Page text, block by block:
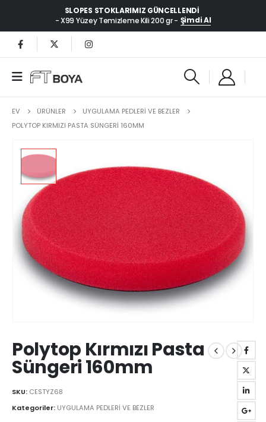
SLOPES STOKLARIMIZ GÜNCELLENDI
- X99 Yüzey Temizleme Kili 200 gr - Şimdi Al
EV ÜRÜNLER
UYGULAMA PEDLERİ VE BEZLER
POLYTOP KIRMIZI PASTA SÜNGERI 160MM
Polytop Kırmızı Pasta
Süngeri 160mm
SKU: CESTYZ68
Kategoriler: UYGULAMA PEDLERİ VE BEZLER